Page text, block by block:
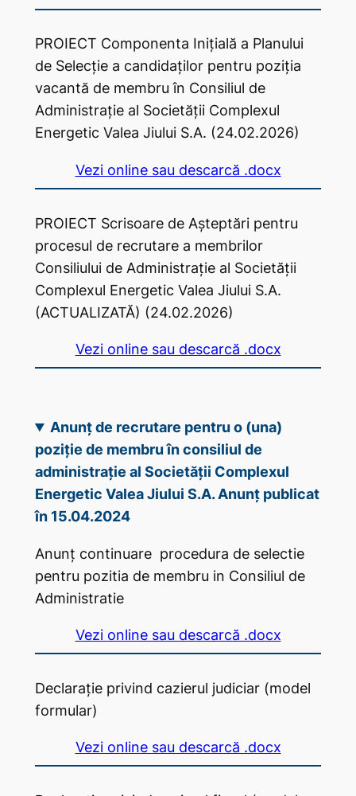
PROIECT Componenta Inițială a Planului
de Selecție a candidaților pentru poziția
vacantă de membru în Consiliul de
Administrație al Societății Complexul
Energetic Valea Jiului S.A. (24.02.2026)
Vezi online sau descarcă .docx
PROIECT Scrisoare de Așteptări pentru
procesul de recrutare a membrilor
Consiliului de Administrație al Societății
Complexul Energetic Valea Jiului S.A.
(ACTUALIZATĂ) (24.02.2026)
Vezi online sau descarcă .docx
Anunț de recrutare pentru o (una)
poziție de membru în consiliul de
administrație al Societății Complexul
Energetic Valea Jiului S.A. Anunț publicat
în 15.04.2024
Anunț continuare procedura de selectie
pentru pozitia de membru in Consiliul de
Administratie
Vezi online sau descarcă .docx
Declarație privind cazierul judiciar (model
formular)
Vezi online sau descarcă .docx